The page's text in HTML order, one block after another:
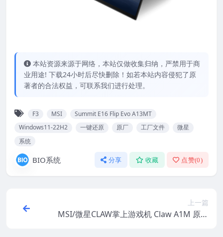
本站资源来源于网络，本站仅做收集归纳，严禁用于商
业用途! 下载24小时后尽快删除！如若本站内容侵犯了原
著者的合法权益，可联系我们进行处理。
F3 MSI
Summit E16 Flip Evo A13MT
Windows11-22H2
一键还原 原厂 工厂文件
微星
系统
BIO系统 分享 收藏 点赞(0)
上一篇
MSI/微星CLAW掌上游戏机 Claw A1M 原厂